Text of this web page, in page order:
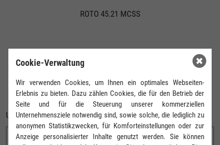
ROTO 45.21 MCSS
IHRE ANFRAGE
UNTERNEHMEN
Cookie-Verwaltung
Wir verwenden Cookies, um Ihnen ein optimales Webseiten-
Erlebnis zu bieten. Dazu zählen Cookies, die für den Betrieb der
Seite und für die Steuerung unserer kommerziellen
Unternehmensziele notwendig sind, sowie solche, die lediglich zu
anonymen Statistikzwecken, für Komforteinstellungen oder zur
Anzeige personalisierter Inhalte genutzt werden. Sie können